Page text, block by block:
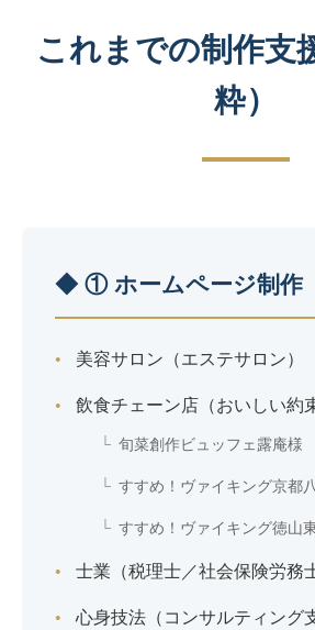
これまでの制作支
粋）
◆ ① ホームページ制作
美容サロン（エステサロン）
飲食チェーン店（おいしい約
旬菜創作ビュッフェ露庵様
すすめ！ヴァイキング京都
すすめ！ヴァイキング徳山
士業（税理士／社会保険労務
心身技法（コンサルティング